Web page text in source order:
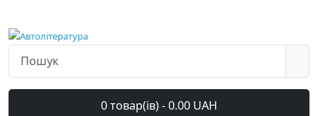
0 товар(ів) - 0.00 UAH